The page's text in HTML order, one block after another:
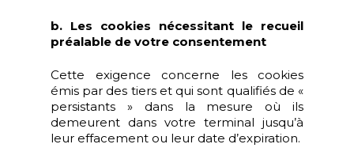
b. Les cookies nécessitant le recueil
préalable de votre consentement
Cette exigence concerne les cookies
émis par des tiers et qui sont qualifiés de «
persistants » dans la mesure où ils
demeurent dans votre terminal jusqu’à
leur effacement ou leur date d’expiration.